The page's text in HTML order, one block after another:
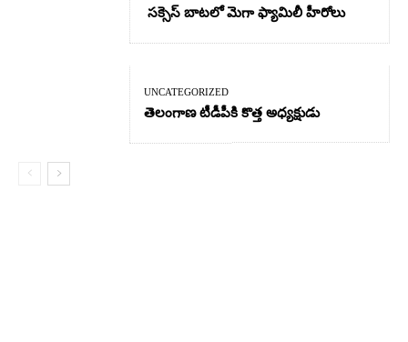
సక్సెస్ బాటలో మెగా ఫ్యామిలీ హీరోలు
UNCATEGORIZED
తెలంగాణ టీడీపీకి కొత్త అధ్యక్షుడు